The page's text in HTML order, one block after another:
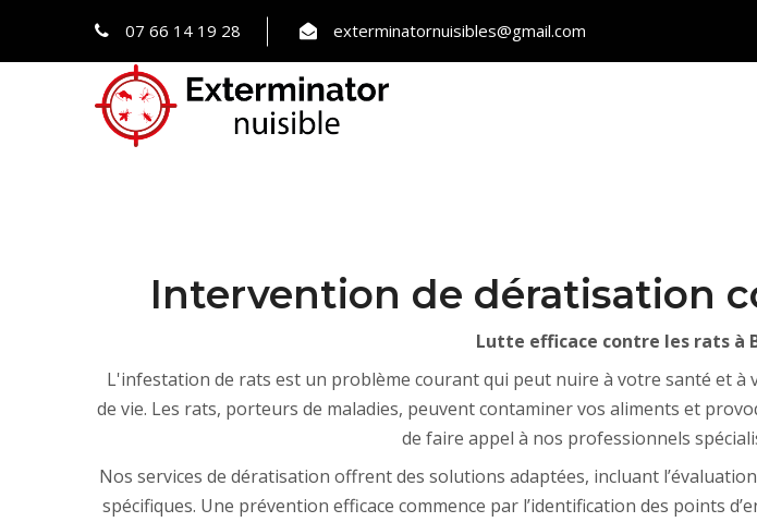
07 66 14 19 28 exterminatornuisibles@gmail.com
Intervention de dératisation
Lutte efficace contre les rats à
L'infestation de rats est un problème courant qui peut nuire à votre santé et
de vie. Les rats, porteurs de maladies, peuvent contaminer vos aliments et
de faire appel à nos professionnels
Nos services de dératisation offrent des solutions adaptées, incluant
spécifiques. Une prévention efficace commence par l’identification des points